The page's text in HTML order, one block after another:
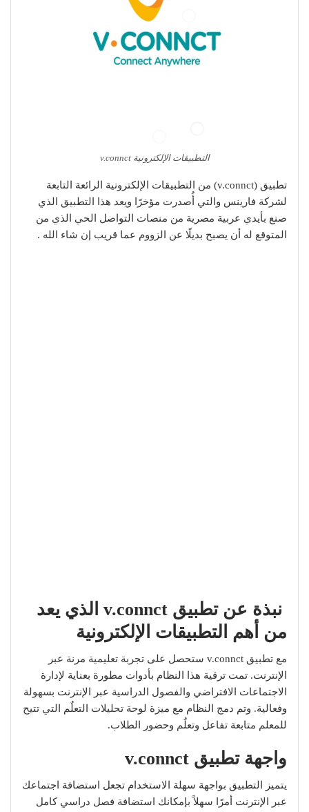
التطبيقات الإلكترونية v.connct
تطبيق (v.connct) من التطبيقات الإلكترونية الرائعة التابعة
لشركة فارينس والتي أُصدرت مؤخرًا ويعد هذا التطبيق الذي
صنع بأيدي عربية مصرية من منصات التواصل الحي الذي من
المتوقع له أن يصبح بديلًا عن الزووم عما قريب إن شاء الله .
نبذة عن تطبيق v.connct الذي يعد
من أهم التطبيقات الإلكترونية
مع تطبيق v.connct ستحصل على تجربة تعليمية مرنة عبر
الإنترنت. تمت ترقية هذا النظام بأدوات مطورة بعناية لإدارة
الاجتماعات الافتراضي والفصول الدراسية عبر الإنترنت بسهولة
وفعالية. وتم دمج النظام مع ميزة لوحة تحليلات التعلٌم التي تتيح
للمعلم متابعة تفاعل وتعلٌم وحضور الطلاب.
واجهةتطبيق v.connct
يتميز التطبيق بواجهة سهلة الاستخدام تجعل استضافة اجتماعك
عبر الإنترنت أمرًا سهلاً بإمكانك استضافة فصل دراسي كامل